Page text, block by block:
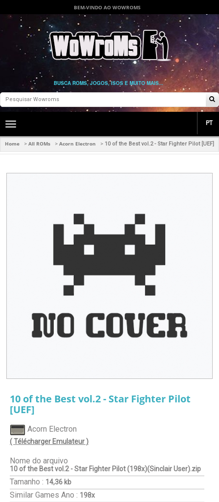
BEM-VINDO AO WOWROMS
BUSCA ROMS, JOGOS, ISOS E MUITO MAIS...
Toggle
navigation
PT
Home > All ROMs > Acorn Electron > 10 of the Best vol.2 - Star Fighter Pilot [UEF]
10 of the Best vol.2 - Star Fighter Pilot
[UEF]
Acorn Electron
( Télécharger Emulateur )
Nome do arquivo
10 of the Best vol.2 - Star Fighter Pilot (198x)(Sinclair User).zip
Tamanho : 14,36 kb
Similar Games Ano : 198x